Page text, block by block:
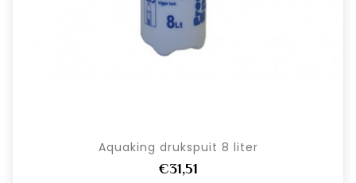
Aquaking drukspuit 8 liter
€31,51